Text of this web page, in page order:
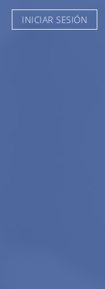
INICIAR SESIÓN